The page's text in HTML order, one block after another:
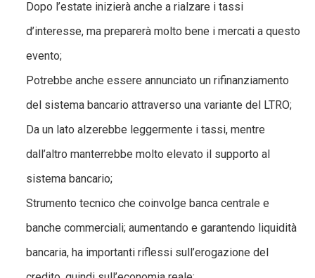
Dopo l’estate inizierà anche a rialzare i tassi
d’interesse, ma preparerà molto bene i mercati a questo
evento;
Potrebbe anche essere annunciato un rifinanziamento
del sistema bancario attraverso una variante del LTRO;
Da un lato alzerebbe leggermente i tassi, mentre
dall’altro manterrebbe molto elevato il supporto al
sistema bancario;
Strumento tecnico che coinvolge banca centrale e
banche commerciali; aumentando e garantendo liquidità
bancaria, ha importanti riflessi sull’erogazione del